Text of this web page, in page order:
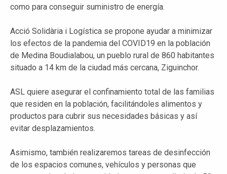
como para conseguir suministro de energía.
Acció Solidària i Logística se propone ayudar a minimizar
los efectos de la pandemia del COVID19 en la población
de Medina Boudialabou, un pueblo rural de 860 habitantes
situado a 14 km de la ciudad más cercana, Ziguinchor.
ASL quiere asegurar el confinamiento total de las familias
que residen en la población, facilitándoles alimentos y
productos para cubrir sus necesidades básicas y así
evitar desplazamientos.
Asimismo, también realizaremos tareas de desinfección
de los espacios comunes, vehículos y personas que